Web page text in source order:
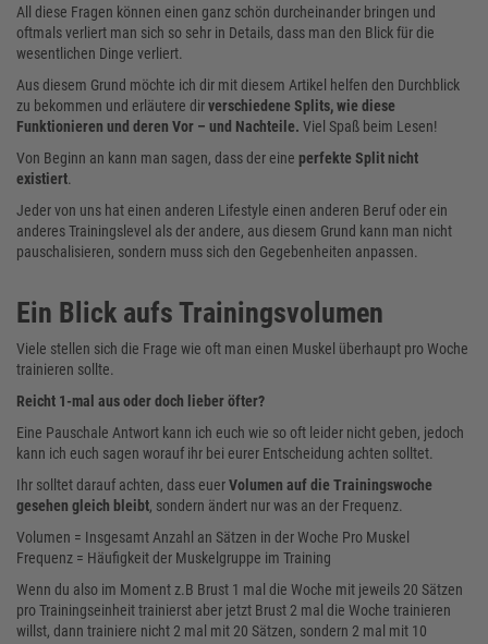
All diese Fragen können einen ganz schön durcheinander bringen und
oftmals verliert man sich so sehr in Details, dass man den Blick für die
wesentlichen Dinge verliert.
Aus diesem Grund möchte ich dir mit diesem Artikel helfen den Durchblick
zu bekommen und erläutere dirverschiedene Splits, wie diese
Funktionieren und deren Vor – und Nachteile. Viel Spaß beim Lesen!
Von Beginn an kann man sagen, dass der eine perfekte Split nicht
existiert.
Jeder von uns hat einen anderen Lifestyle einen anderen Beruf oder ein
anderes Trainingslevel als der andere, aus diesem Grund kann man nicht
pauschalisieren, sondern muss sich den Gegebenheiten anpassen.
Ein Blick aufs Trainingsvolumen
Viele stellen sich die Frage wie oft man einen Muskel überhaupt pro Woche
trainieren sollte.
Reicht 1-mal aus oder doch lieber öfter?
Eine Pauschale Antwort kann ich euch wie so oft leider nicht geben, jedoch
kann ich euch sagen worauf ihr bei eurer Entscheidung achten solltet.
Ihr solltet darauf achten, dass euerVolumen auf die Trainingswoche
gesehen gleich bleibt, sondern ändert nur was an der Frequenz.
Volumen = Insgesamt Anzahl an Sätzen in der Woche Pro Muskel
Frequenz = Häufigkeit der Muskelgruppe im Training
Wenn du also im Moment z.B Brust 1 mal die Woche mit jeweils 20 Sätzen
pro Trainingseinheit trainierst aber jetzt Brust 2 mal die Woche trainieren
willst, dann trainiere nicht 2 mal mit 20 Sätzen, sondern 2 mal mit 10